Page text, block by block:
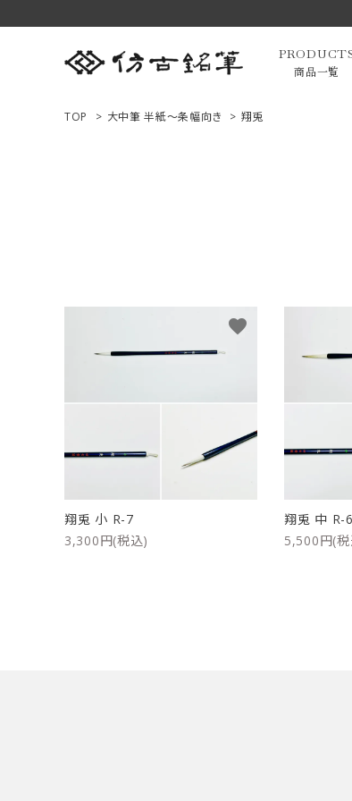
商品一覧
商品一覧
特定商取引法について
TOP > 大中筆 半紙～条幅向き > 翔兎
翔兎 小 R-7
3,300円(税込)
favorite
翔兎 中 R-6
5,500円(税